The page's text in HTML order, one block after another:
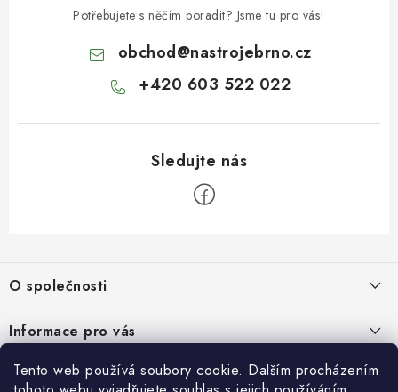
Tento web používá soubory cookie. Dalším procházením
Potřebujete s něčím poradit? Jsme tu pro vás!
obchod@nastrojebrno.cz
+420 603 522 022
p
a
t
O společnosti
O nás
Recenze zákazníků
Informace pro vás
Obchodní podmínky
Přihlášení